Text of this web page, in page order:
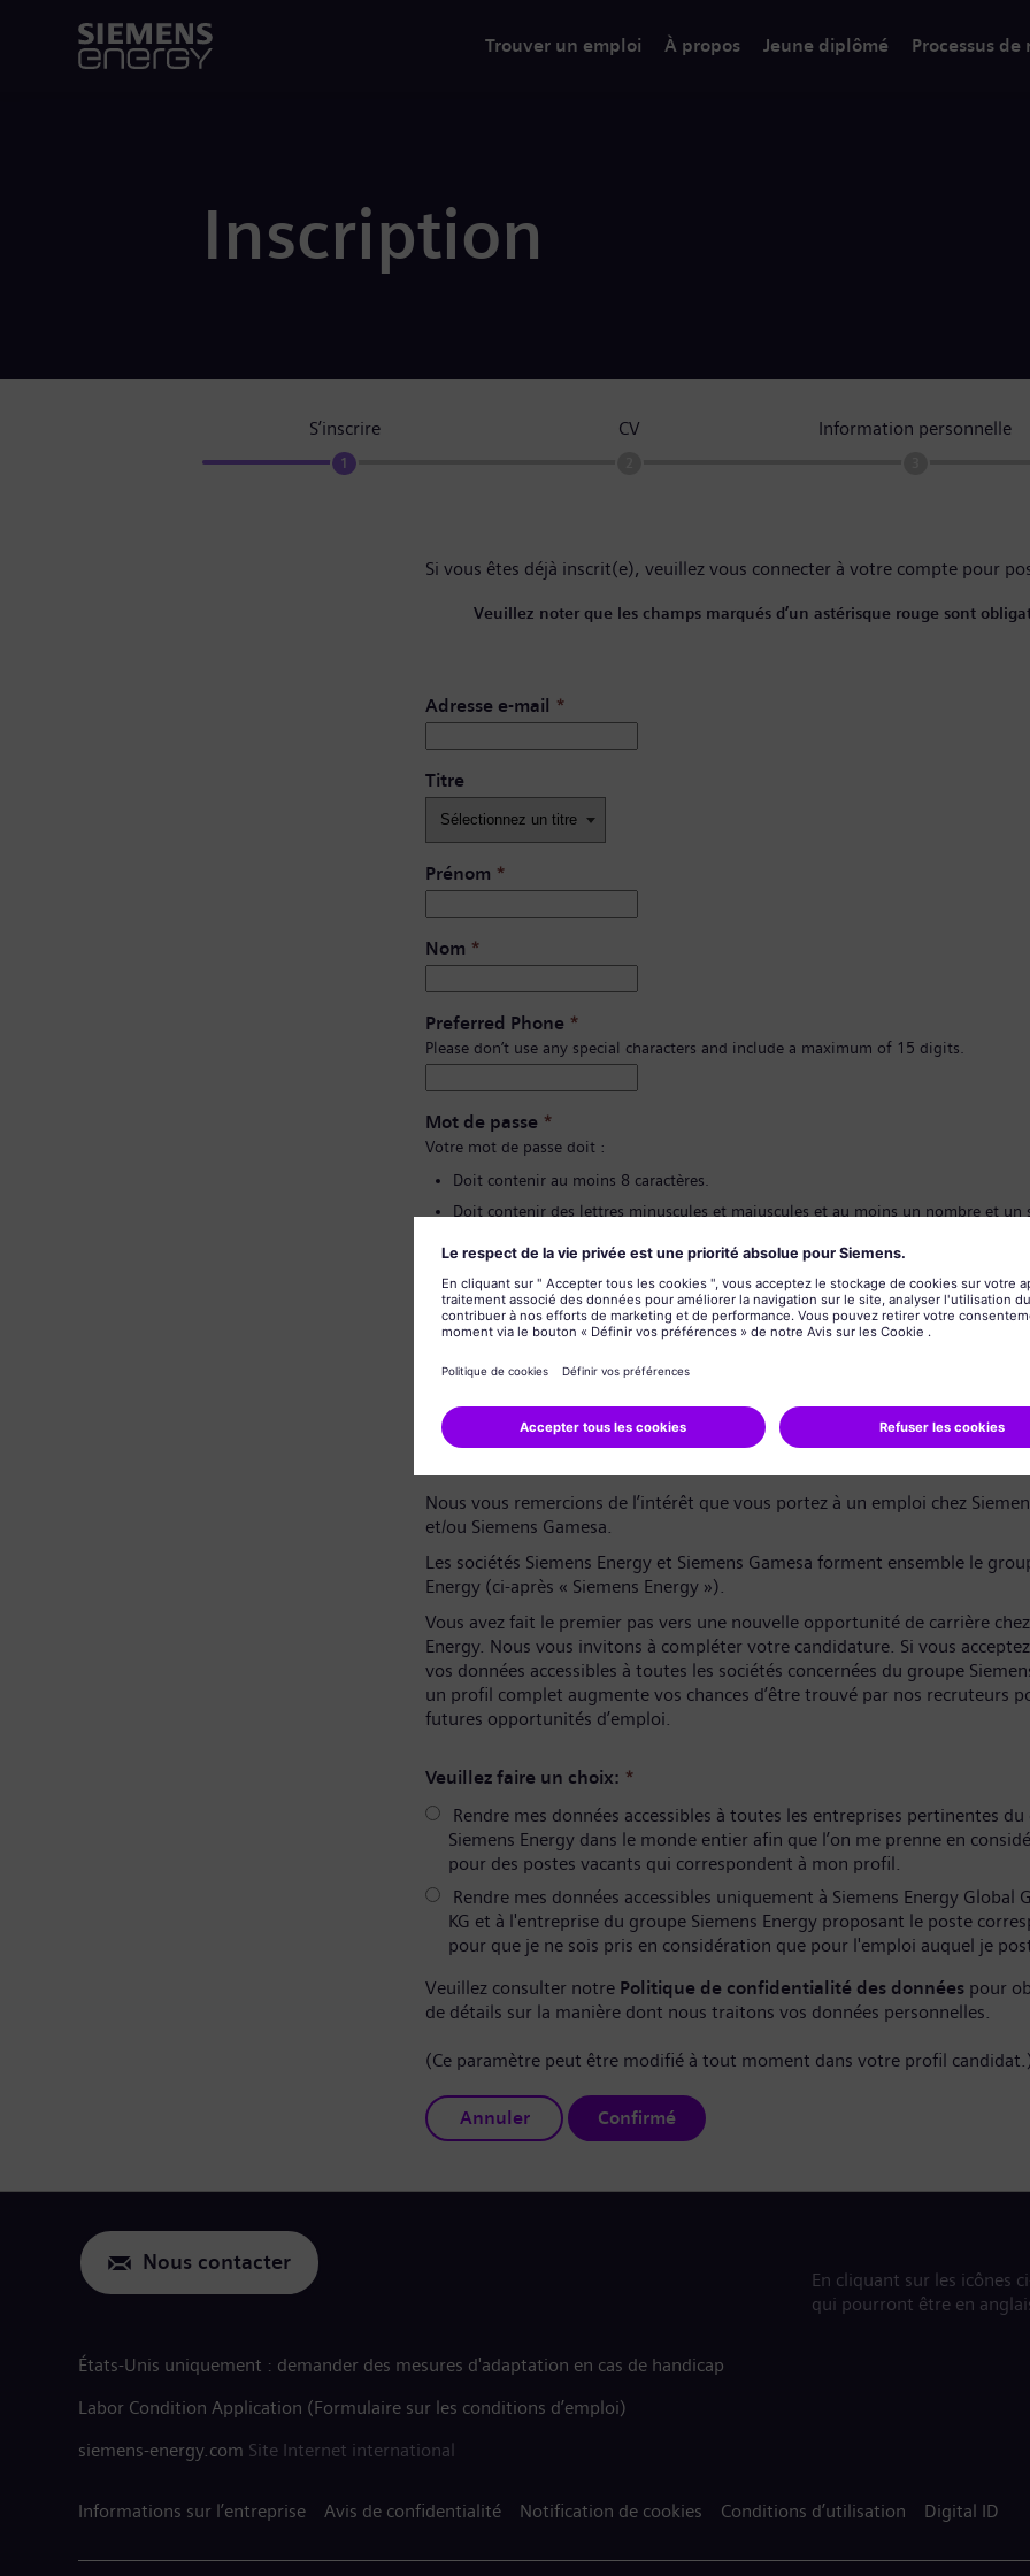
Trouver un emploi À propos Jeune diplômé Processus
Inscription
S’inscrire
1
CV Information personnelle
Si vous êtes déjà inscrit(e), veuillez vous connecter à votre compte pour
Veuillez noter que les champs marqués d’un astérisque rouge sont
Adresse e-mail *
Titre
Prénom *
Nom *
Preferred Phone *
Please don’t use any special characters and include a maximum of 15 digits.
Mot de passe *
Votre mot de passe doit :
Doit contenir au moins 8 caractères.
Doit contenir des lettres minuscules et majuscules et au moins un nombre et un
Politique de confidentialité des données
Nous vous remercions de l’intérêt que vous portez à un emploi chez
et/ou Siemens Gamesa.
Les sociétés Siemens Energy et Siemens Gamesa forment ensemble le
Energy (ci-après « Siemens Energy »).
Vous avez fait le premier pas vers une nouvelle opportunité de carrière
Energy. Nous vous invitons à compléter votre candidature. Si vous
vos données accessibles à toutes les sociétés concernées du groupe
un profil complet augmente vos chances d’être trouvé par nos recruteurs
futures opportunités d’emploi.
Veuillez faire un choix: *
Rendre mes données accessibles à toutes les entreprises pertinentes
Siemens Energy dans le monde entier afin que l’on me prenne en
pour des postes vacants qui correspondent à mon profil.
Rendre mes données accessibles uniquement à Siemens Energy Global
KG et à l'entreprise du groupe Siemens Energy proposant le poste
pour que je ne sois pris en considération que pour l'emploi auquel je
Veuillez consulter notre Politique de confidentialité des données pour
de détails sur la manière dont nous traitons vos données personnelles.
(Ce paramètre peut être modifié à tout moment dans votre profil
Annuler Confirmé
Nous contacter
En cliquant sur les icônes
qui pourront être en
États-Unis uniquement : demander des mesures d'adaptation en cas de handicap
Labor Condition Application (Formulaire sur les conditions d’emploi)
siemens-energy.com Site Internet international
Informations sur l’entreprise Avis de confidentialité Notification de cookies Conditions d’utilisation Digital ID